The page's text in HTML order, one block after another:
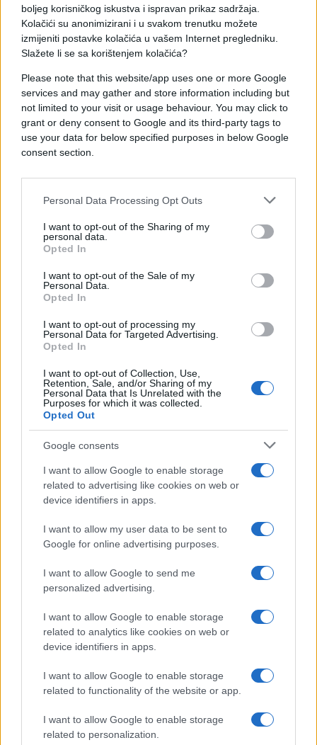
boljeg korisničkog iskustva i ispravan prikaz sadržaja.
Kolačići su anonimizirani i u svakom trenutku možete
izmijeniti postavke kolačića u vašem Internet pregledniku.
Slažete li se sa korištenjem kolačića?
Please note that this website/app uses one or more Google
services and may gather and store information including but
not limited to your visit or usage behaviour. You may click to
grant or deny consent to Google and its third-party tags to
use your data for below specified purposes in below Google
consent section.
Personal Data Processing Opt Outs
I want to opt-out of the Sharing of my
personal data.
Opted In
I want to opt-out of the Sale of my
Personal Data.
Opted In
I want to opt-out of processing my
Personal Data for Targeted Advertising.
Opted In
I want to opt-out of Collection, Use,
Retention, Sale, and/or Sharing of my
Personal Data that Is Unrelated with the
Purposes for which it was collected.
Opted Out
Google consents
I want to allow Google to enable storage
related to advertising like cookies on web or
device identifiers in apps.
I want to allow my user data to be sent to
Google for online advertising purposes.
I want to allow Google to send me
personalized advertising.
I want to allow Google to enable storage
related to analytics like cookies on web or
device identifiers in apps.
I want to allow Google to enable storage
related to functionality of the website or app.
I want to allow Google to enable storage
related to personalization.
Najprije joj je Univerzitet u Sarajevu poništio zvanje
magistrice, a potom i zvanje redovne profesorice
na Medicinskom fakultetu Univerziteta u Sarajevu.
Nakon toga je Senat Univerziteta u Sarajevu 13.
aprila 2023. poništio i njen doktorat, ocijenivši da
je Izetbegović svoja postdiplomska zvanja stekla
nezakonito.
Slučaj “Respiratori”
KCUS-a bila svjedok u slučaju “Respiratori”, a
detalje sa tog svjedočenja čitajte OVDJE.
Ona je potom izjavila da je cijeli ovaj slučaj
montiran i da je uvjerena su i njoj smišljali isti
Fadil Novalić nevin leži u zatvoru.
Podsjetimo, Fadil Novalić je konačnom presudom
27. januara 2024. osuđen na četiri godine zatvora, a
Fahrudin Solak, bivši direktor Federalne uprave
civilne zaštite na šest godina zatvora. Fikret Hodžić
je pravosnažno oslobođen nakon odluke Ustavnog
suda BiH i ponovljenog suđenja.
Novalić je osuđen za zloupotrebu položaja i ovlasti
tokom nabavke stotinu respiratora iz Kine u
nakon proglašenja vanredne situacije zbog
pandemije COVID-19.
#sebija izetbegović #napadi
#kcus